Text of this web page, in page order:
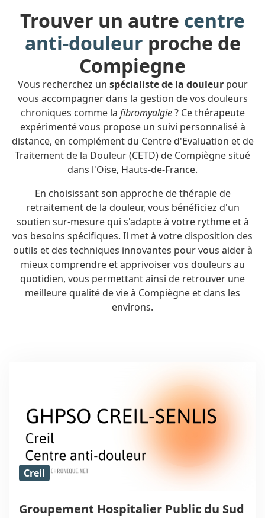
Trouver un autre centre
anti-douleur proche de
Compiegne
Vous recherchez un spécialiste de la douleurpour
vous accompagner dans la gestion de vos douleurs
chroniques comme la fibromyalgie? Ce thérapeute
expérimenté vous propose un suivi personnalisé à
distance, en complément du Centre d'Evaluation et de
Traitement de la Douleur (CETD) de Compiègne situé
dans l'Oise, Hauts-de-France.
En choisissant son approche de thérapie de
retraitement de la douleur, vous bénéficiez d'un
soutien sur-mesure qui s'adapte à votre rythme et à
vos besoins spécifiques. Il met à votre disposition des
outils et des techniques innovantes pour vous aider à
mieux comprendre et apprivoiser vos douleurs au
quotidien, vous permettant ainsi de retrouver une
meilleure qualité de vie à Compiègne et dans les
environs.
Creil
Groupement Hospitalier Public du Sud